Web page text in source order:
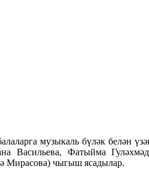
музыкаль бүләк белән
Васильева, Фатыйма
Мирасова) чыгыш ясадылар.